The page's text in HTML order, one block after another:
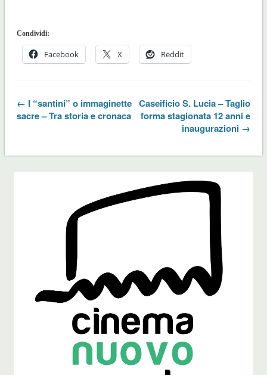
Condividi:
Facebook X Reddit
← I “santini” o immaginette
sacre – Tra storia e cronaca
Caseificio S. Lucia – Taglio
forma stagionata 12 anni e
inaugurazioni →